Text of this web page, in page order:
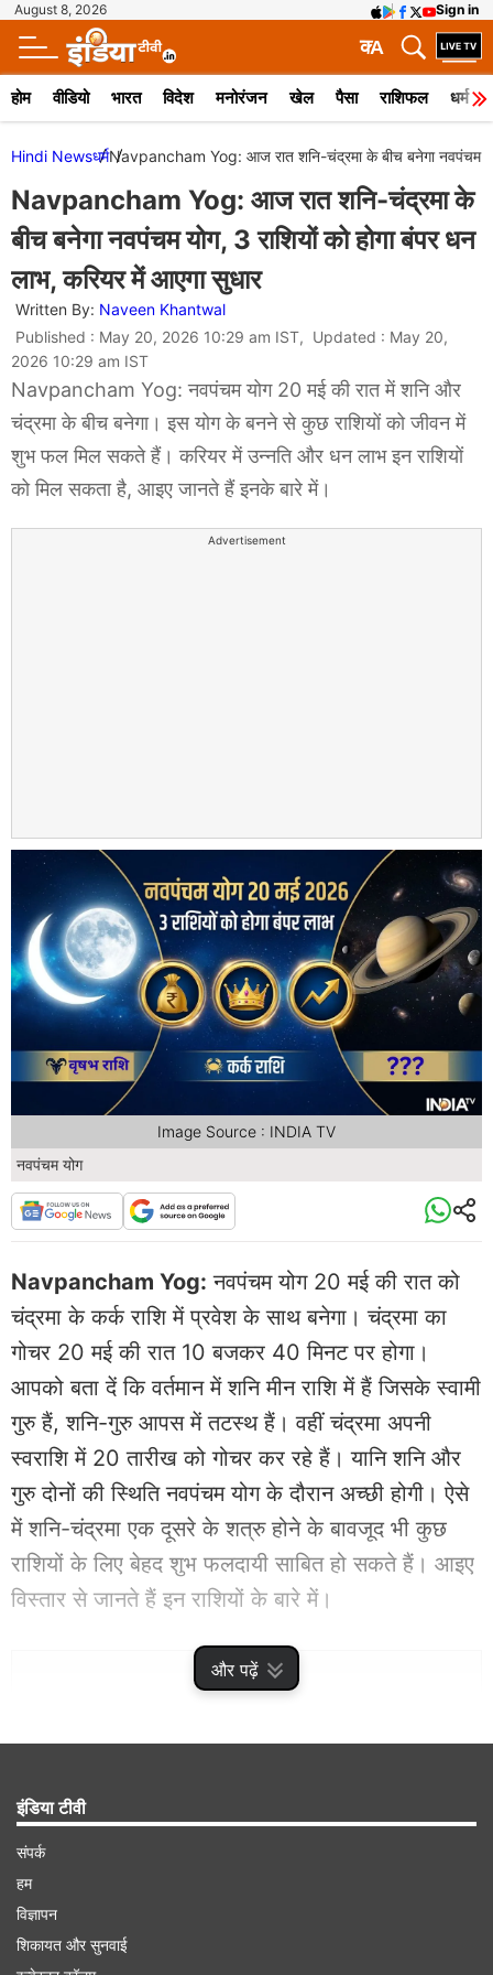
August 8, 2026 Sign in
A
क
होम वीडियो भारत विदेश मनोरंजन खेल पैसा राशिफल धर्म
और पढ़ें
Hindi Newsधर्मNavpancham Yog: आज रात शनि-चंद्रमा के बीच बनेगा नवपंचम
Navpancham Yog: आज रात शनि-चंद्रमा के
बीच बनेगा नवपंचम योग, 3 राशियों को होगा बंपर धन
लाभ, करियर में आएगा सुधार
Written By: Naveen Khantwal
Published : May 20, 2026 10:29 am IST, Updated : May 20,
2026 10:29 am IST
Navpancham Yog: नवपंचम योग 20 मई की रात में शनि और
चंद्रमा के बीच बनेगा। इस योग के बनने से कुछ राशियों को जीवन में
शुभ फल मिल सकते हैं। करियर में उन्नति और धन लाभ इन राशियों
को मिल सकता है, आइए जानते हैं इनके बारे में।
Advertisement
नवपंचम योग
Image Source : INDIA TV
Navpancham Yog: नवपंचम योग 20 मई की रात को
चंद्रमा के कर्क राशि में प्रवेश के साथ बनेगा। चंद्रमा का
गोचर 20 मई की रात 10 बजकर 40 मिनट पर होगा।
आपको बता दें कि वर्तमान में शनि मीन राशि में हैं जिसके स्वामी
गुरु हैं, शनि-गुरु आपस में तटस्थ हैं। वहीं चंद्रमा अपनी
स्वराशि में 20 तारीख को गोचर कर रहे हैं। यानि शनि और
गुरु दोनों की स्थिति नवपंचम योग के दौरान अच्छी होगी। ऐसे
में शनि-चंद्रमा एक दूसरे के शत्रु होने के बावजूद भी कुछ
राशियों के लिए बेहद शुभ फलदायी साबित हो सकते हैं। आइए
विस्तार से जानते हैं इन राशियों के बारे में।
Advertisement
इंडिया टीवी
संपर्क
हम
विज्ञापन
शिकायत और सुनवाई